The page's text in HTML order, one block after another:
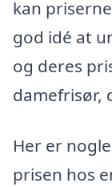
kan
god idé at
og deres
damefrisør,
Her er
prisen hos